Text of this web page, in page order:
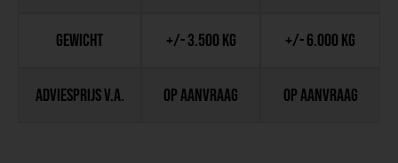
Gewicht +/- 3.500 kg +/- 6.000 kg
Adviesprijs v.a. op aanvraag op aanvraag